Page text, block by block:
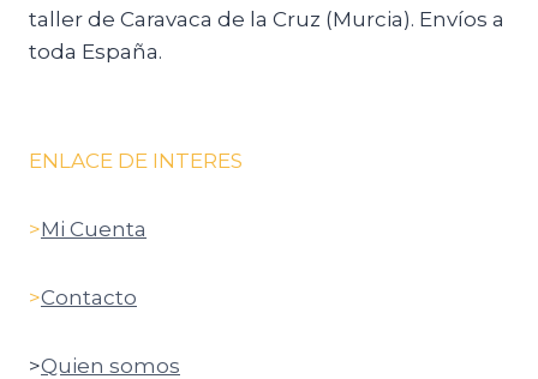
taller de Caravaca de la Cruz (Murcia). Envíos a
toda España.
ENLACE DE INTERES
>Mi Cuenta
>Contacto
>Quien somos